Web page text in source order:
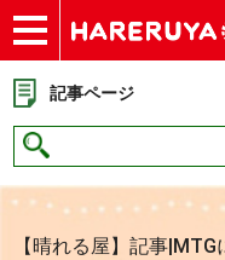
ショップ
買取
記事
デッキ検索
デッキ構築
選手一覧
店舗一覧
イベント
お問い合わせ
記事ページ
【晴れる屋】記事